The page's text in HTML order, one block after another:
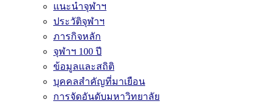
แนะนำจุฬาฯ
ประวัติจุฬาฯ
ภารกิจหลัก
จุฬาฯ 100 ปี
ข้อมูลและสถิติ
บุคคลสำคัญที่มาเยือน
การจัดอันดับมหาวิทยาลัย